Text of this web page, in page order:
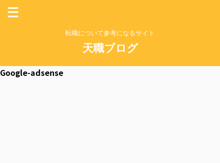
転職について参考になるサイト
天職ブログ
Google-adsense